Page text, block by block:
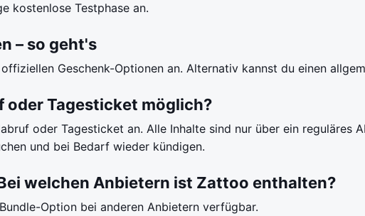
kostenlose Testphase an.
– so geht's
Geschenk-Optionen an. Alternativ kannst du einen
oder Tagesticket möglich?
oder Tagesticket an. Alle Inhalte sind nur über ein reguläres
und bei Bedarf wieder kündigen.
welchen Anbietern ist Zattoo enthalten?
Option bei anderen Anbietern verfügbar.